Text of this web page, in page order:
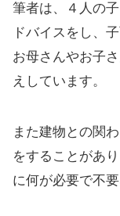
筆者は、４人の
ドバイスをし、
お母さんやお子
えしています。
また建物との関
をすることがあ
に何が必要で不